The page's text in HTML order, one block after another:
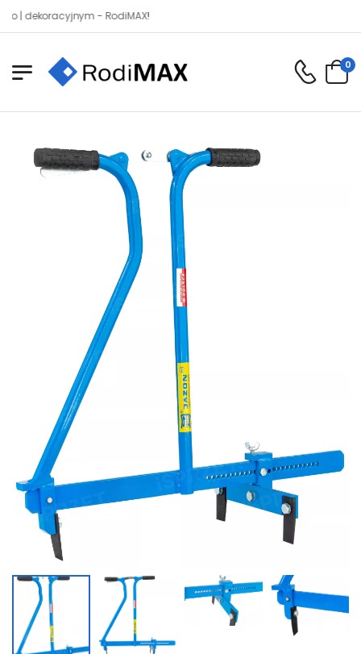
- RodiMAX!
0